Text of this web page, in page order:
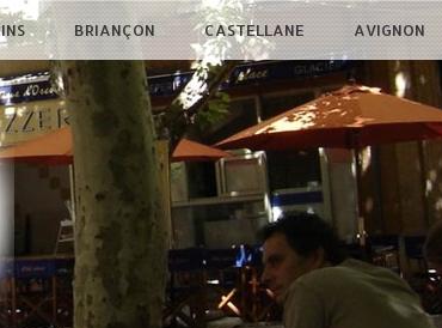
BRIANÇON CASTELLANE AVIGNON